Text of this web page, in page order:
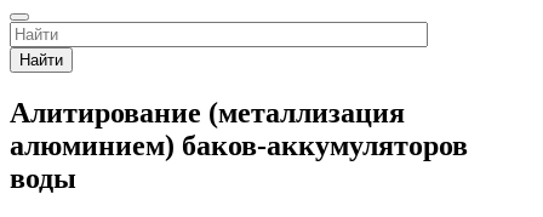
Найти
Алитирование (металлизация
алюминием) баков-аккумуляторов
воды